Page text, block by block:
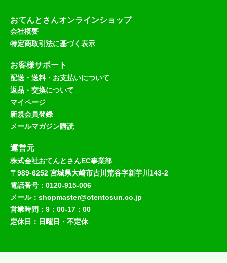
おてんとさんオンラインショップ
会社概要
特定商取引法に基づく表示
お客様サポート
配送・送料・お支払いについて
返品・交換について
マイページ
新規会員登録
メールマガジン購読
運営元
株式会社おてんとさんEC事業部
〒989-6252 宮城県大崎市古川荒谷字新芋川143-2
電話番号：0120-915-006
メール：shopmaster@otentosun.co.jp
営業時間：9：00-17：00
定休日：日曜日・不定休